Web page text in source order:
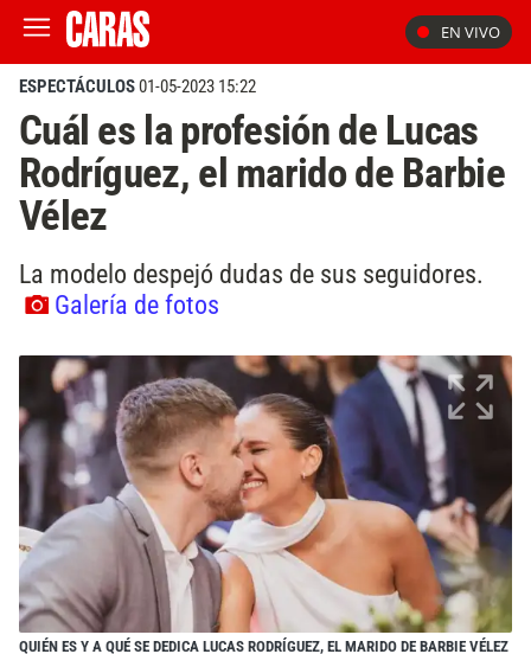
EN VIVO
ESPECTÁCULOS01-05-2023 15:22
Cuál es la profesión de Lucas
Rodríguez, el marido de Barbie
Vélez
La modelo despejó dudas de sus seguidores.
Galería de fotos
QUIÉN ES Y A QUÉ SE DEDICA LUCAS RODRÍGUEZ, EL MARIDO DE BARBIE VÉLEZ